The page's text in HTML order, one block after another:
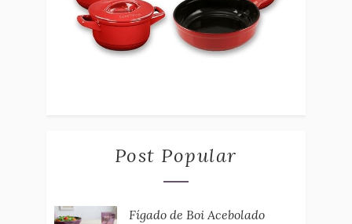
Post Popular
Fígado de Boi Acebolado